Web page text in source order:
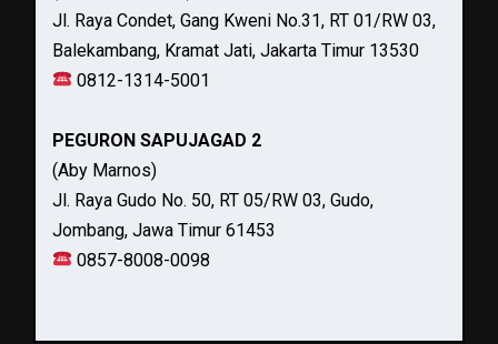
Jl. Raya Condet, Gang Kweni No.31, RT 01/RW 03,
Balekambang, Kramat Jati, Jakarta Timur 13530
0812-1314-5001
PEGURON SAPUJAGAD 2
(Aby Marnos)
Jl. Raya Gudo No. 50, RT 05/RW 03, Gudo,
Jombang, Jawa Timur 61453
0857-8008-0098